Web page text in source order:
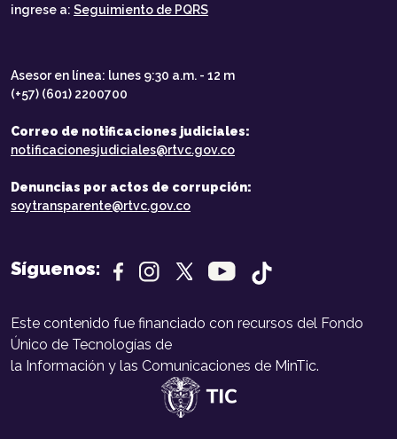
ingrese a: Seguimiento de PQRS
Asesor en línea: lunes 9:30 a.m. - 12 m
(+57) (601) 2200700
Correo de notificaciones judiciales:
notificacionesjudiciales@rtvc.gov.co
Denuncias por actos de corrupción:
soytransparente@rtvc.gov.co
Síguenos:
Este contenido fue financiado con recursos del Fondo
Único de Tecnologías de
la Información y las Comunicaciones de MinTic.